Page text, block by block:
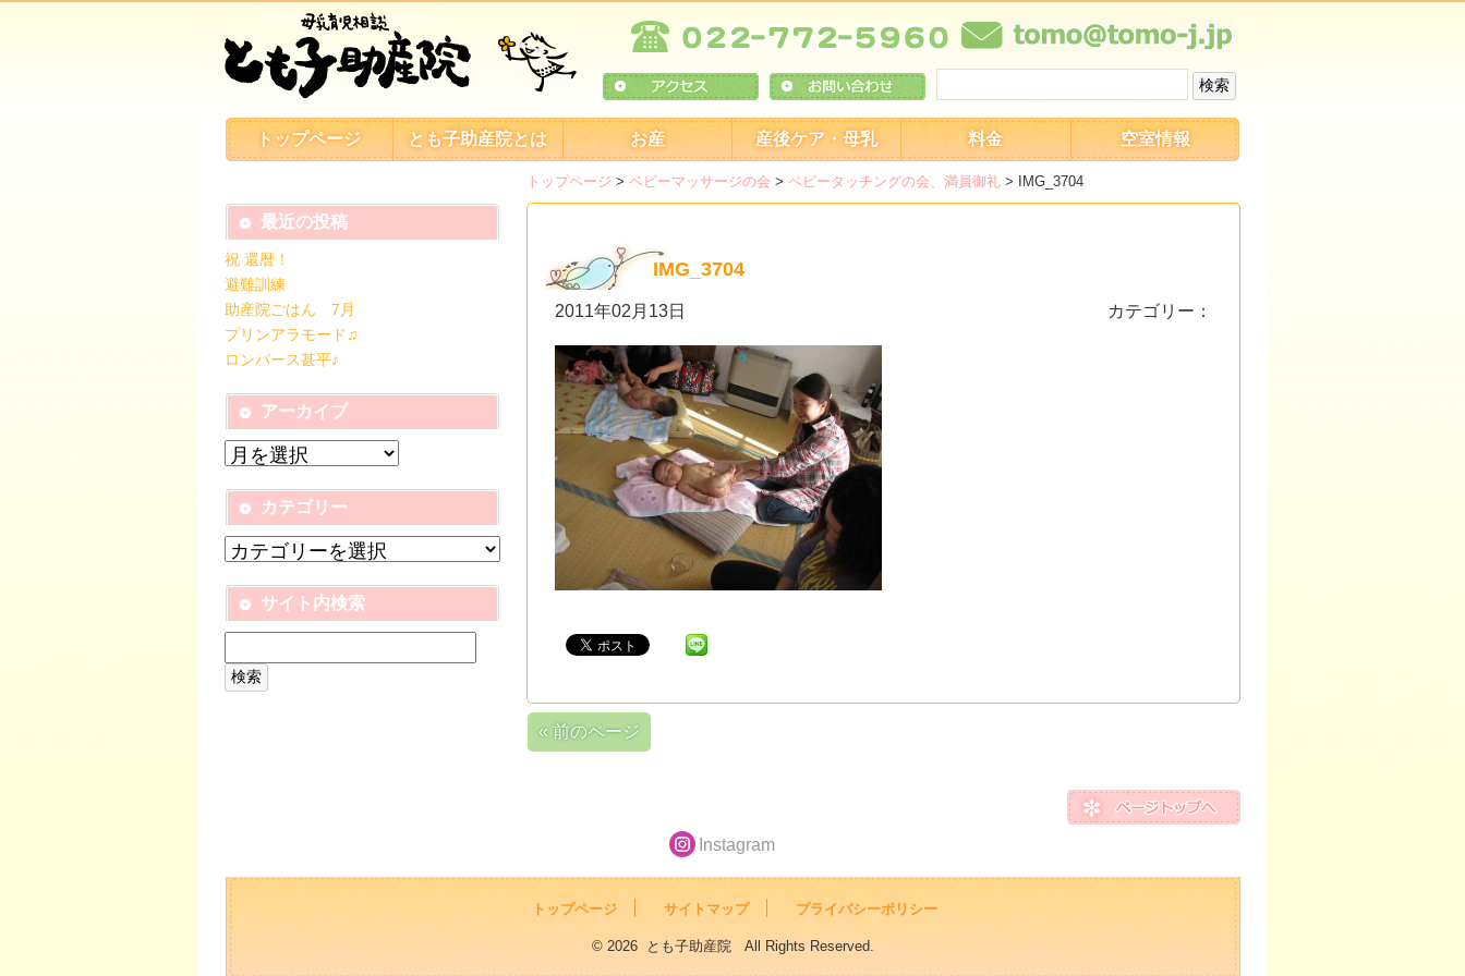
トップページ とも子助産院とは お産 産後ケア・母乳 料金 空室情報
トップページ > ベビーマッサージの会 > ベビータッチングの会、満員御礼 > IMG_3704
IMG_3704
2011年02月13日 カテゴリー：
« 前のページ
最近の投稿
祝 還暦！
避難訓練
助産院ごはん 7月
プリンアラモード♫
ロンパース甚平♪
アーカイブ
カテゴリー
サイト内検索
Instagram
トップページ サイトマップ プライバシーポリシー
© 2026 とも子助産院 All Rights Reserved.